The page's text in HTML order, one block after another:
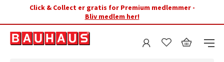
Click & Collect er gratis for Premium medlemmer -
Bliv medlem her!